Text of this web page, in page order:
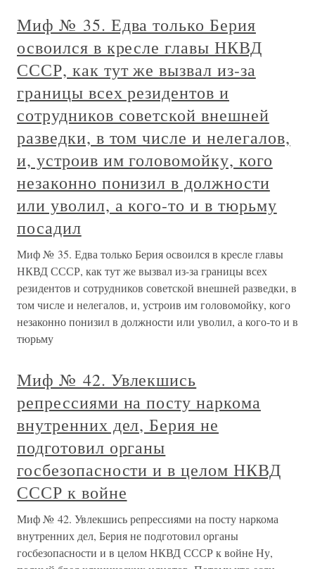
Миф № 35. Едва только Берия
освоился в кресле главы НКВД
СССР, как тут же вызвал из-за
границы всех резидентов и
сотрудников советской внешней
разведки, в том числе и нелегалов,
и, устроив им головомойку, кого
незаконно понизил в должности
или уволил, а кого-то и в тюрьму
посадил
Миф № 35. Едва только Берия освоился в кресле главы
НКВД СССР, как тут же вызвал из-за границы всех
резидентов и сотрудников советской внешней разведки, в
том числе и нелегалов, и, устроив им головомойку, кого
незаконно понизил в должности или уволил, а кого-то и в
тюрьму
Миф № 42. Увлекшись
репрессиями на посту наркома
внутренних дел, Берия не
подготовил органы
госбезопасности и в целом НКВД
СССР к войне
Миф № 42. Увлекшись репрессиями на посту наркома
внутренних дел, Берия не подготовил органы
госбезопасности и в целом НКВД СССР к войне Ну,